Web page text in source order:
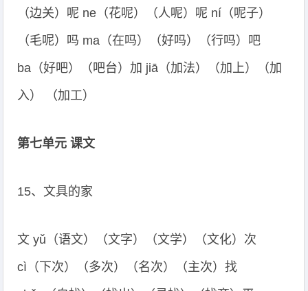
（边关）呢 ne（花呢）（人呢）呢 ní（呢子）
（毛呢）吗 ma（在吗）（好吗）（行吗）吧
ba（好吧）（吧台）加 jiā（加法）（加上）（加
入） （加工）
第七单元 课文
15、文具的家
文 yǔ（语文）（文字）（文学）（文化）次
cì（下次）（多次）（名次）（主次）找